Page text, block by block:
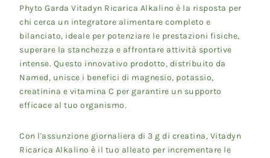
Phyto Garda Vitadyn Ricarica Alkalino è la risposta per
chi cerca un integratore alimentare completo e
bilanciato, ideale per potenziare le prestazioni fisiche,
superare la stanchezza e affrontare attività sportive
intense. Questo innovativo prodotto, distribuito da
Named, unisce i benefici di magnesio, potassio,
creatinina e vitamina C per garantire un supporto
efficace al tuo organismo.
Con l'assunzione giornaliera di 3 g di creatina, Vitadyn
Ricarica Alkalino è il tuo alleato per incrementare le